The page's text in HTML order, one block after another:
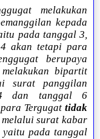
melakukan
kepada
pada tanggal 3,
akan tetapi para
berupaya
bipartit
surat panggilan
dan tanggal 6
Tergugat tidak
surat kabar
pada tanggal